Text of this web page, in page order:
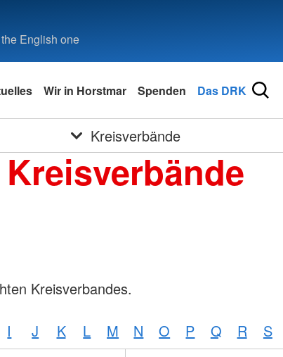
English one
Wir in Horstmar Spenden Das DRK
Kreisverbände
Kreisverbände
Kreisverbandes.
I J K L M N O P Q R S